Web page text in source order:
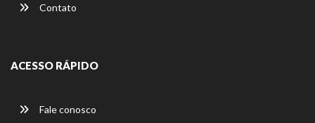
Contato
ACESSO RÁPIDO
Fale conosco